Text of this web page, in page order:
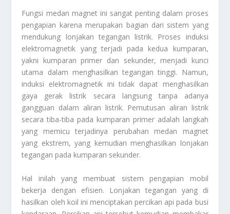
Fungsi medan magnet ini sangat penting dalam proses
pengapian karena merupakan bagian dari sistem yang
mendukung lonjakan tegangan listrik. Proses induksi
elektromagnetik yang terjadi pada kedua kumparan,
yakni kumparan primer dan sekunder, menjadi kunci
utama dalam menghasilkan tegangan tinggi. Namun,
induksi elektromagnetik ini tidak dapat menghasilkan
gaya gerak listrik secara langsung tanpa adanya
gangguan dalam aliran listrik. Pemutusan aliran listrik
secara tiba-tiba pada kumparan primer adalah langkah
yang memicu terjadinya perubahan medan magnet
yang ekstrem, yang kemudian menghasilkan lonjakan
tegangan pada kumparan sekunder.
Hal inilah yang membuat sistem pengapian mobil
bekerja dengan efisien. Lonjakan tegangan yang di
hasilkan oleh koil ini menciptakan percikan api pada busi